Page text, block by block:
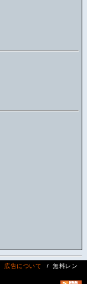
広告について
/ 無料レン